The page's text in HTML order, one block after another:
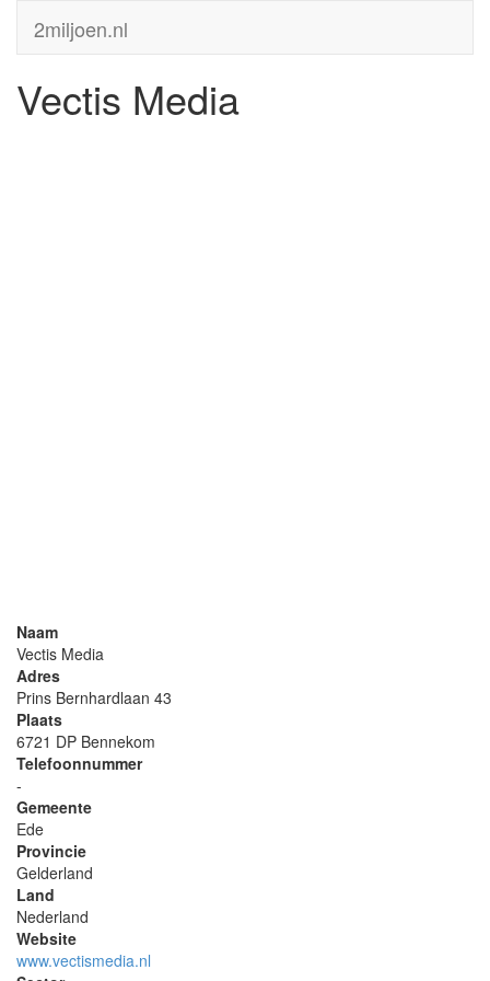
2miljoen.nl
Vectis Media
Naam
Vectis Media
Adres
Prins Bernhardlaan 43
Plaats
6721 DP Bennekom
Telefoonnummer
-
Gemeente
Ede
Provincie
Gelderland
Land
Nederland
Website
www.vectismedia.nl